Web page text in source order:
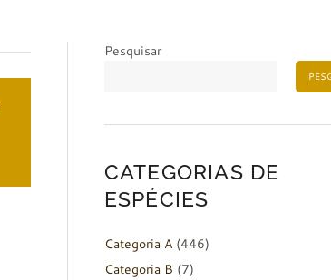
Pesquisar
CATEGORIAS DE
ESPÉCIES
Categoria A(446)
Categoria B (7)